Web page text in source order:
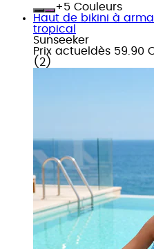
+
Couleurs
Haut de bikini à
tropical
Sunseeker
Prix actuel dès 59.90
( 2 )